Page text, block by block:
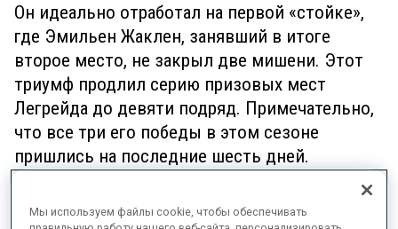
Он идеально отработал на первой «стойке»,
где Эмильен Жаклен, занявший в итоге
второе место, не закрыл две мишени. Этот
триумф продлил серию призовых мест
Легрейда до девяти подряд. Примечательно,
что все три его победы в этом сезоне
пришлись на последние шесть дней.
Мы используем файлы cookie, чтобы обеспечивать